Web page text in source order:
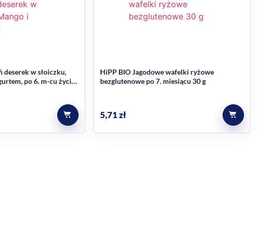
wariant BIO, w opakowaniu 550 g. Dla osób
sklepu, a podobne produkty znajdziesz również w kategorii
deserek w słoiczku,
po 6. m-cu życia
HiPP BIO Jagodowe wafelki ryżowe
bezglutenowe po 7. miesiącu 30 g
5,71zł